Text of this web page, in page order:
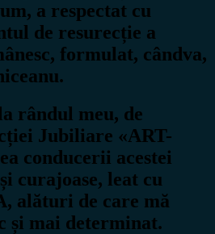
a respectat cu
de resurecție a
formulat, cândva,
rândul meu, de
Jubiliare «ART-
conducerii acestei
curajoase, leat cu
alături de care mă
și mai determinat.